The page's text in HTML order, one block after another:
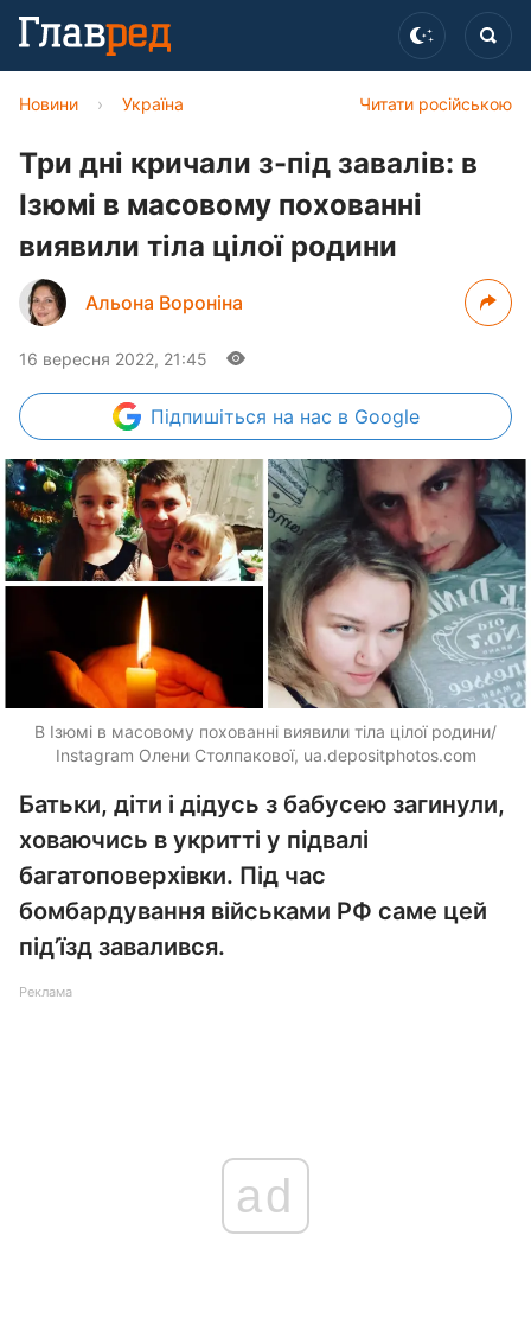
Читати російською
Новини › Україна
Три дні кричали з-під завалів: в
Ізюмі в масовому похованні
виявили тіла цілої родини
Альона Вороніна
16 вересня 2022, 21:45
Підпишіться на нас в Google
В Ізюмі в масовому похованні виявили тіла цілої родини/
Instagram Олени Столпакової, ua.depositphotos.com
Батьки, діти і дідусь з бабусею загинули,
ховаючись в укритті у підвалі
багатоповерхівки. Під час
бомбардування військами РФ саме цей
під’їзд завалився.
Реклама
ad